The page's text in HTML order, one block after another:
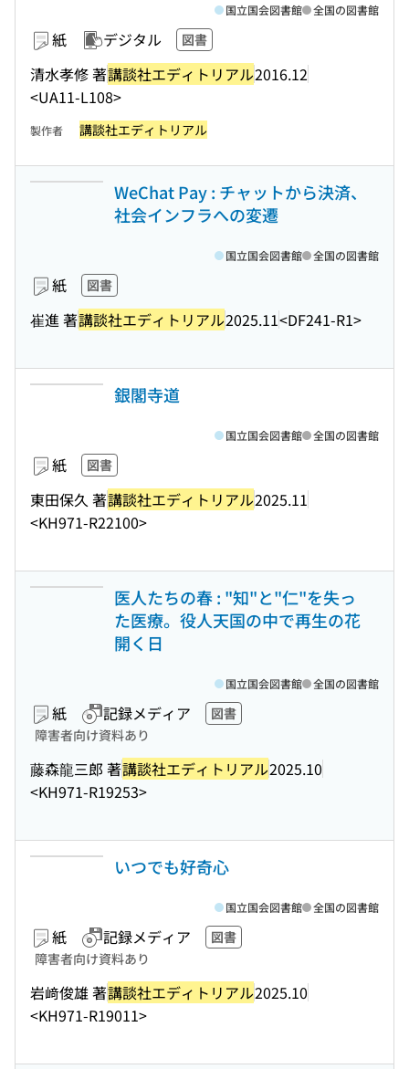
紙 デジタル 図書
清水孝修 著講談社エディトリアル2016.12
<UA11-L108>
国立国会図書館 全国の図書館
製作者 講談社エディトリアル
WeChat Pay : チャットから決済、
社会インフラへの変遷
紙 図書
崔進 著講談社エディトリアル2025.11<DF241-R1>
国立国会図書館 全国の図書館
銀閣寺道
紙 図書
東田保久 著講談社エディトリアル2025.11
<KH971-R22100>
国立国会図書館 全国の図書館
医人たちの春 : "知"と"仁"を失っ
た医療。役人天国の中で再生の花
開く日
紙 記録メディア
図書
障害者向け資料あり
藤森龍三郎 著講談社エディトリアル2025.10
<KH971-R19253>
国立国会図書館 全国の図書館
いつでも好奇心
紙 記録メディア
図書
障害者向け資料あり
岩﨑俊雄 著講談社エディトリアル2025.10
<KH971-R19011>
国立国会図書館 全国の図書館